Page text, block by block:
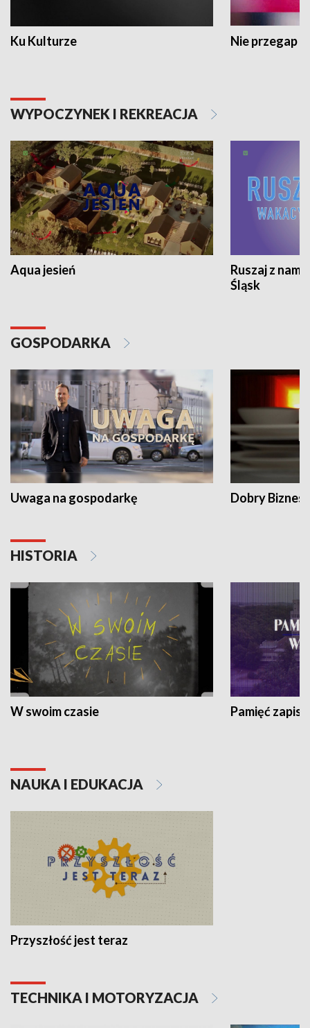
Ku Kulturze Nie przegap
WYPOCZYNEK I REKREACJA
Aqua jesień
Ruszaj z
Śląsk
GOSPODARKA
Uwaga na gospodarkę Dobry Biznes
HISTORIA
W swoim czasie Pamięć
NAUKA I EDUKACJA
Przyszłość jest teraz
TECHNIKA I MOTORYZACJA